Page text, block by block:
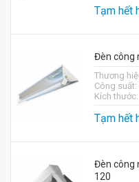
Tạm hết
Đèn công
Thương
Công suất:
Kích thước:
Tạm hết
Đèn công
120